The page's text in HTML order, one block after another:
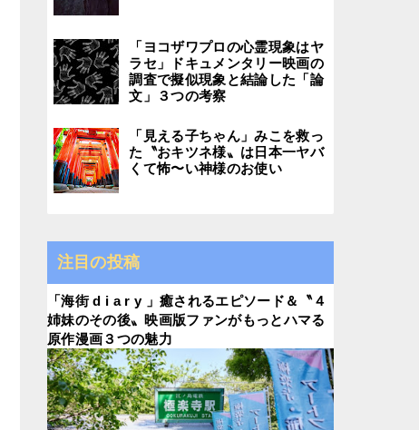
「ヨコザワプロの心霊現象はヤ
ラセ」ドキュメンタリー映画の
調査で擬似現象と結論した「論
文」３つの考察
「見える子ちゃん」みこを救っ
た〝おキツネ様〟は日本一ヤバ
くて怖〜い神様のお使い
注目の投稿
「海街 d i a r y 」癒されるエピソード＆〝４
姉妹のその後〟映画版ファンがもっとハマる
原作漫画３つの魅力